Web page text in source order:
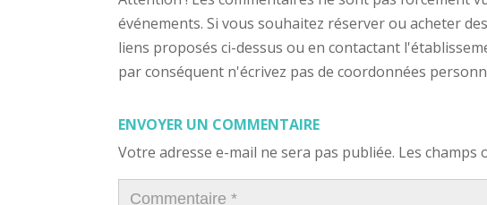
événements. Si vous souhaitez réserver ou acheter
liens proposés ci-dessus ou en contactant
par conséquent n'écrivez pas de coordonnées
ENVOYER UN COMMENTAIRE
Votre adresse e-mail ne sera pas publiée. Les champs